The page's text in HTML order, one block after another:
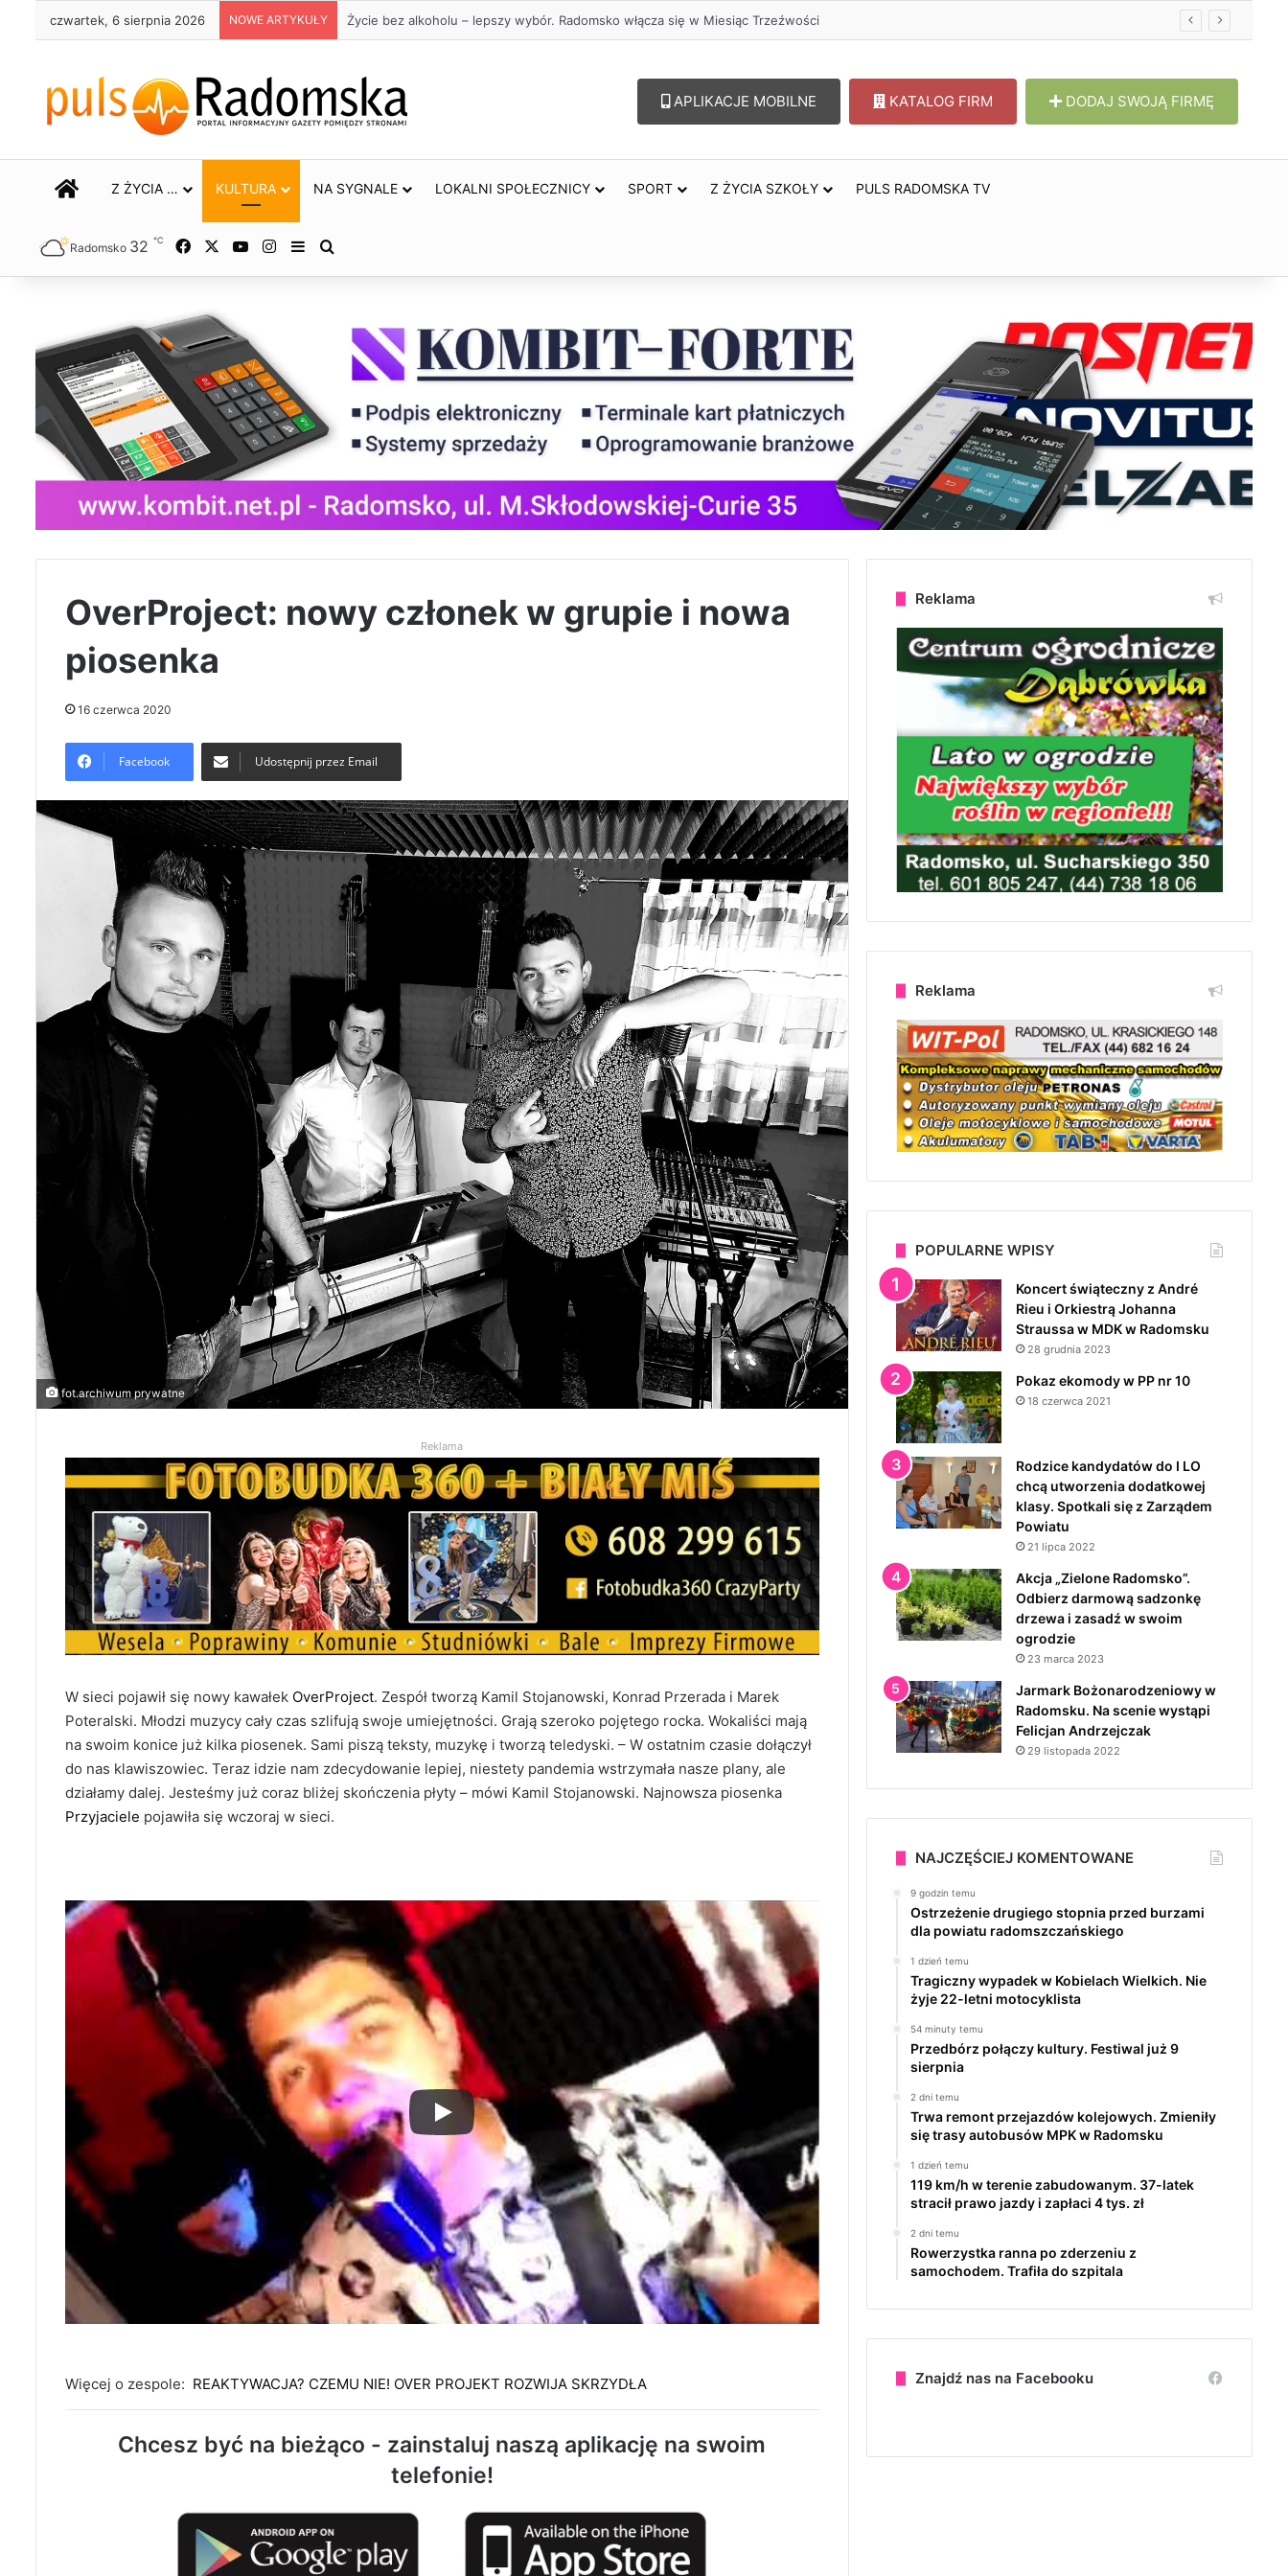
czwartek, 6 sierpnia 2026 NOWE ARTYKUŁY Trwa remont przejazdów kolejowych. Zmieniły się trasy autobusów MPK w Radomsku
APLIKACJE MOBILNE KATALOG FIRM DODAJ SWOJĄ FIRMĘ
STRONA GŁÓWNA
Z ŻYCIA … KULTURA NA SYGNALE LOKALNI SPOŁECZNICY SPORT Z ŻYCIA SZKOŁY PULS RADOMSKA TV
Radomsko 32 ℃ Facebook YouTubeInstagram
Sidebar
OverProject: nowy członek w grupie i nowa
piosenka
16 czerwca 2020
Facebook Udostępnij przez Email
fot.archiwum prywatne
Reklama
W sieci pojawił się nowy kawałek OverProject. Zespół tworzą Kamil Stojanowski, Konrad Przerada i Marek
Poteralski. Młodzi muzycy cały czas szlifują swoje umiejętności. Grają szeroko pojętego rocka. Wokaliści mają
na swoim konice już kilka piosenek. Sami piszą teksty, muzykę i tworzą teledyski. – W ostatnim czasie dołączył
do nas klawiszowiec. Teraz idzie nam zdecydowanie lepiej, niestety pandemia wstrzymała nasze plany, ale
działamy dalej. Jesteśmy już coraz bliżej skończenia płyty – mówi Kamil Stojanowski. Najnowsza piosenka
Przyjaciele pojawiła się wczoraj w sieci.
Więcej o zespole: REAKTYWACJA? CZEMU NIE! OVER PROJEKT ROZWIJA SKRZYDŁA
Chcesz być na bieżąco - zainstaluj naszą aplikację na swoim
telefonie!
119 km/h w terenie zabudowanym. 37-
latek stracił prawo jazdy i zapłaci 4 tys. zł
Trwa remont przejazdów kolejowych.
Rowerzystka ranna po zderzeniu z
samochodem. Trafiła do szpitala
Reklama
Reklama
POPULARNE WPISY
Koncert świąteczny z André
Rieu i Orkiestrą Johanna
Straussa w MDK w Radomsku
28 grudnia 2023
Pokaz ekomody w PP nr 10
18 czerwca 2021
Rodzice kandydatów do I LO
chcą utworzenia dodatkowej
klasy. Spotkali się z Zarządem
Powiatu
21 lipca 2022
Akcja „Zielone Radomsko”.
Odbierz darmową sadzonkę
drzewa i zasadź w swoim
ogrodzie
23 marca 2023
Jarmark Bożonarodzeniowy w
Radomsku. Na scenie wystąpi
Felicjan Andrzejczak
29 listopada 2022
NAJCZĘŚCIEJ KOMENTOWANE
9 godzin temu
Ostrzeżenie drugiego stopnia przed burzami
dla powiatu radomszczańskiego
1 dzień temu
Tragiczny wypadek w Kobielach Wielkich. Nie
żyje 22-letni motocyklista
54 minuty temu
Przedbórz połączy kultury. Festiwal już 9
sierpnia
2 dni temu
Trwa remont przejazdów kolejowych. Zmieniły
się trasy autobusów MPK w Radomsku
1 dzień temu
119 km/h w terenie zabudowanym. 37-latek
stracił prawo jazdy i zapłaci 4 tys. zł
2 dni temu
Rowerzystka ranna po zderzeniu z
samochodem. Trafiła do szpitala
Znajdź nas na Facebooku